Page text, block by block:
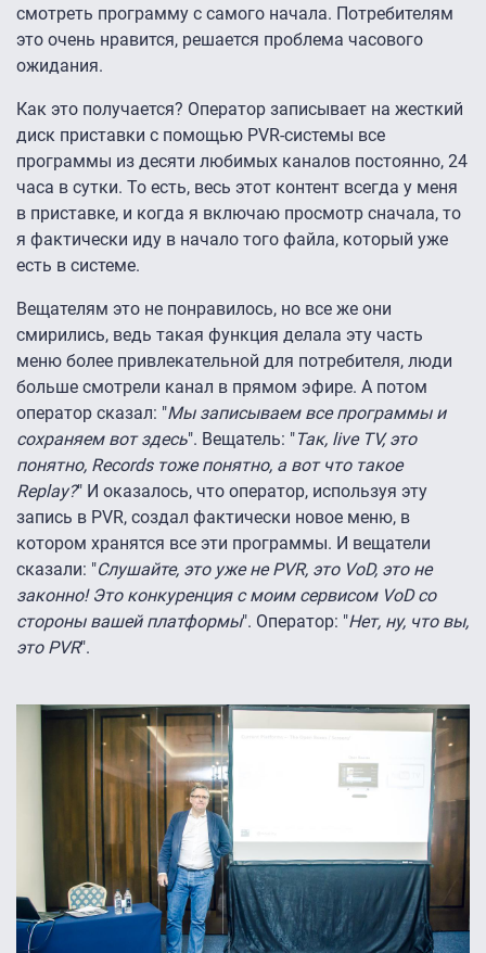
смотреть программу с самого начала. Потребителям
это очень нравится, решается проблема часового
ожидания.
Как это получается? Оператор записывает на жесткий
диск приставки с помощью PVR-системы все
программы из десяти любимых каналов постоянно, 24
часа в сутки. То есть, весь этот контент всегда у меня
в приставке, и когда я включаю просмотр сначала, то
я фактически иду в начало того файла, который уже
есть в системе.
Вещателям это не понравилось, но все же они
смирились, ведь такая функция делала эту часть
меню более привлекательной для потребителя, люди
больше смотрели канал в прямом эфире. А потом
оператор сказал: "Мы записываем все программы и
сохраняем вот здесь". Вещатель: "Так, live TV, это
понятно, Records тоже понятно, а вот что такое
Replay?" И оказалось, что оператор, используя эту
запись в PVR, создал фактически новое меню, в
котором хранятся все эти программы. И вещатели
сказали: "Слушайте, это уже не PVR, это VoD, это не
законно! Это конкуренция с моим сервисом VoD со
стороны вашей платформы". Оператор: "Нет, ну, что вы,
это PVR".